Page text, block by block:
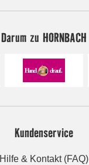
Darum zu HORNBACH
Kundenservice
Hilfe & Kontakt (FAQ)